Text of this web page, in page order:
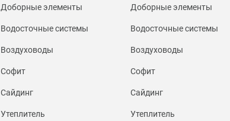
Доборные элементы
Водосточные системы
Воздуховоды
Софит
Сайдинг
Утеплитель
Доборные элементы
Водосточные системы
Воздуховоды
Софит
Сайдинг
Утеплитель